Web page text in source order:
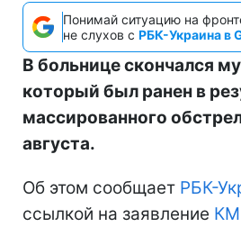
Понимай ситуацию на
не слухов с РБК-Украина в
В больнице скончался
который был ранен в
массированного
августа.
Об этом сообщает РБК-
ссылкой на заявление